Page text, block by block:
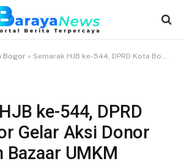
Bogor » Semarak HJB ke-544, DPRD Kota Bogor Gelar Aksi Donor Darah dan Bazaar UMKM
ke-544, DPRD
Gelar Aksi Donor
Bazaar UMKM